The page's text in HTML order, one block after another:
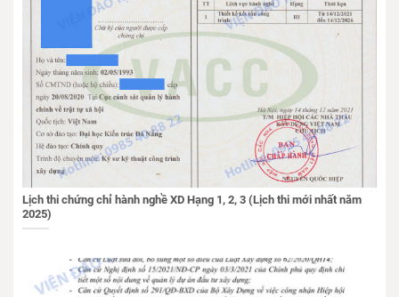
Lịch thi chứng chỉ hành nghề XD Hạng 1, 2, 3 (Lịch thi mới nhất năm
2025)